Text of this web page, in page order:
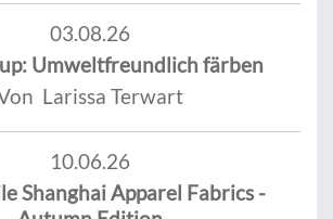
03.08.26
Umweltfreundlich färben
Larissa Terwart
10.06.26
Shanghai Apparel Fabrics -